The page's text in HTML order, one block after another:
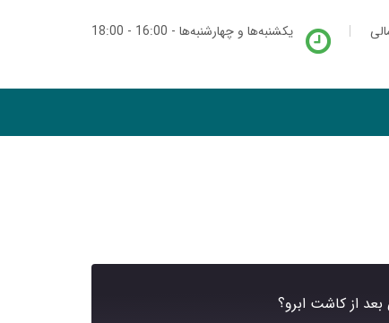
یکشنبه‌ها و چهارشنبه‌ها - 16:00 - 18:00
از کاشت ابرو؟